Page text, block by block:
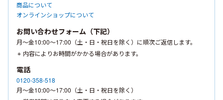
商品について
オンラインショップについて
お問い合わせフォーム（下記）
月〜金10:00〜17:00（土・日・祝日を除く）に順次ご返信します。
内容によりお時間がかかる場合があります。
電話
0120-358-518
月〜金10:00〜17:00（土・日・祝日を除く）